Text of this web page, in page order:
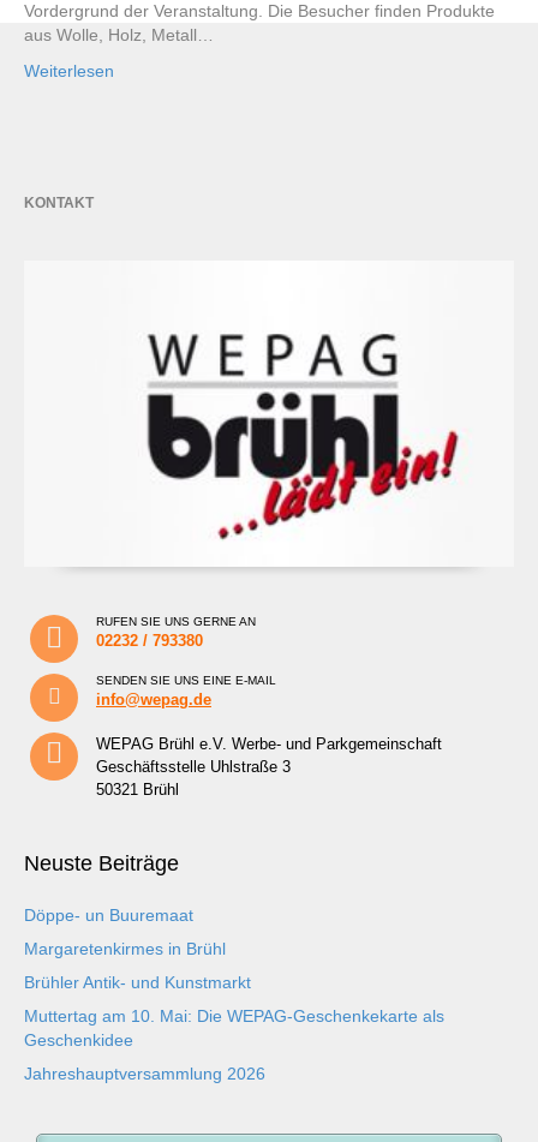
Vordergrund der Veranstaltung. Die Besucher finden Produkte
aus Wolle, Holz, Metall…
Weiterlesen
KONTAKT
RUFEN SIE UNS GERNE AN
02232 / 793380
SENDEN SIE UNS EINE E-MAIL
info@wepag.de
WEPAG Brühl e.V. Werbe- und Parkgemeinschaft
Geschäftsstelle Uhlstraße 3
50321 Brühl
Neuste Beiträge
Döppe- un Buuremaat
Margaretenkirmes in Brühl
Brühler Antik- und Kunstmarkt
Muttertag am 10. Mai: Die WEPAG-Geschenkekarte als
Geschenkidee
Jahreshauptversammlung 2026